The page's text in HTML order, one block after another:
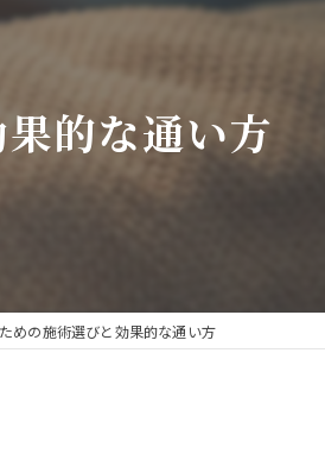
的な通い方
めの施術選びと効果的な通い方